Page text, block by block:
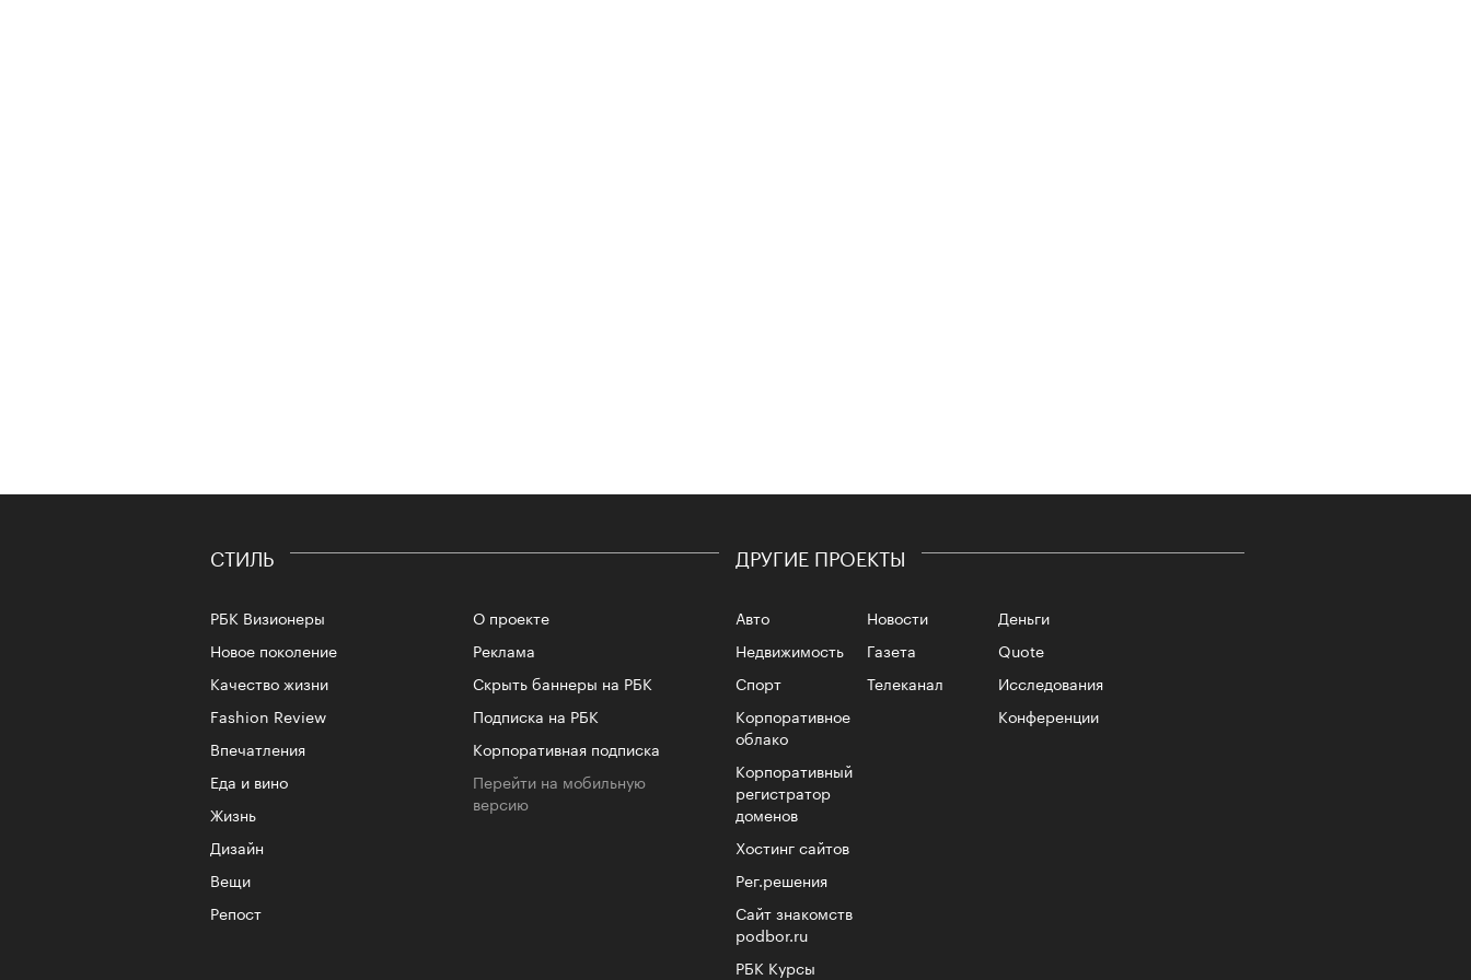
СТИЛЬ
РБК Визионеры
Новое поколение
Качество жизни
Fashion Review
Впечатления
Еда и вино
Жизнь
Дизайн
Вещи
Репост
О проекте
Реклама
Скрыть баннеры на РБК
Подписка на РБК
Корпоративная подписка
Перейти на мобильную
версию
ДРУГИЕ ПРОЕКТЫ
Авто
Недвижимость
Спорт
Корпоративное
облако
Корпоративный
регистратор
доменов
Хостинг сайтов
Рег.решения
Сайт знакомств
podbor.ru
РБК Курсы
Новости
Газета
Телеканал
Деньги
Quote
Исследования
Конференции